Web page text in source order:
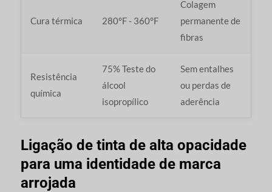
Cura térmica 280°F - 360°F
Colagem
permanente de
fibras
Resistência
química
75% Teste do
álcool
isopropílico
Sem entalhes
ou perdas de
aderência
Ligação de tinta de alta opacidade
para uma identidade de marca
arrojada